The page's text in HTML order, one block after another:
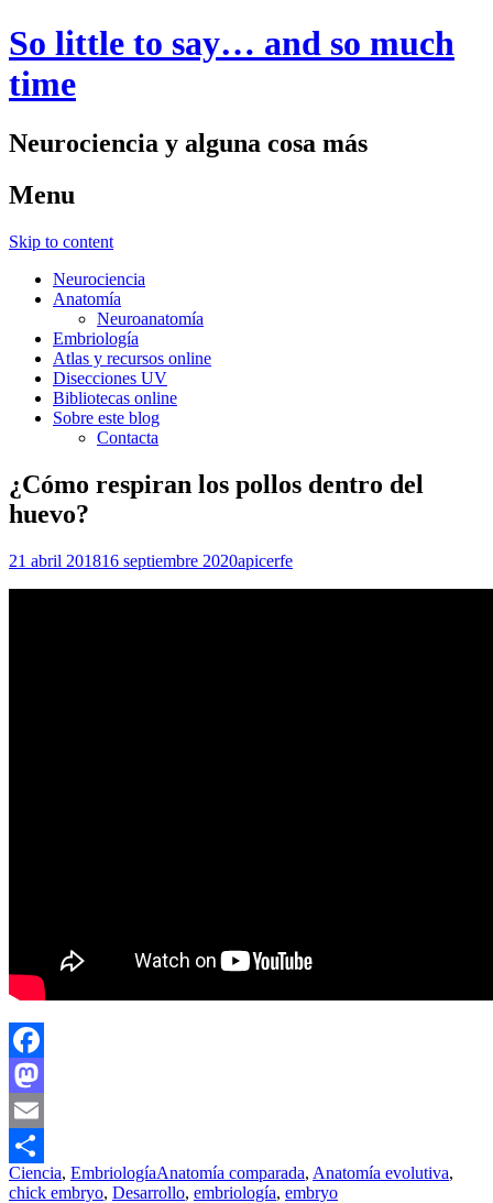
So little to say… and so much
time
Neurociencia y alguna cosa más
Menu
Skip to content
Neurociencia
Anatomía
Neuroanatomía
Embriología
Atlas y recursos online
Disecciones UV
Bibliotecas online
Sobre este blog
Contacta
¿Cómo respiran los pollos dentro del
huevo?
21 abril 201816 septiembre 2020apicerfe
Facebook
Mastodon
Email
Compartir
Ciencia, EmbriologíaAnatomía comparada, Anatomía evolutiva,
chick embryo, Desarrollo, embriología, embryo